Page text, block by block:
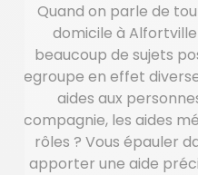
Quand on parle de
domicile à
beaucoup de sujets
regroupe en effet
aides aux
compagnie, les aides
rôles ? Vous épauler
apporter une aide